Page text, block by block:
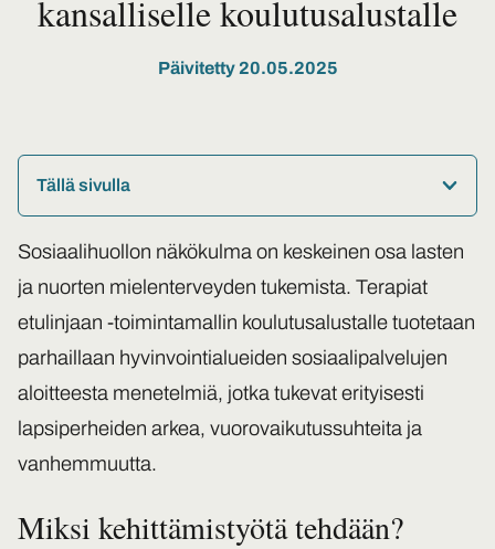
kansalliselle koulutusalustalle
Päivitetty 20.05.2025
Tällä sivulla
Sosiaalihuollon näkökulma on keskeinen osa lasten
ja nuorten mielenterveyden tukemista. Terapiat
etulinjaan -toimintamallin koulutusalustalle tuotetaan
parhaillaan hyvinvointialueiden sosiaalipalvelujen
aloitteesta menetelmiä, jotka tukevat erityisesti
lapsiperheiden arkea, vuorovaikutussuhteita ja
vanhemmuutta.
Miksi kehittämistyötä tehdään?